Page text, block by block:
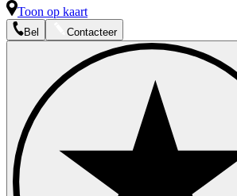
Toon op kaart
Bel Contacteer